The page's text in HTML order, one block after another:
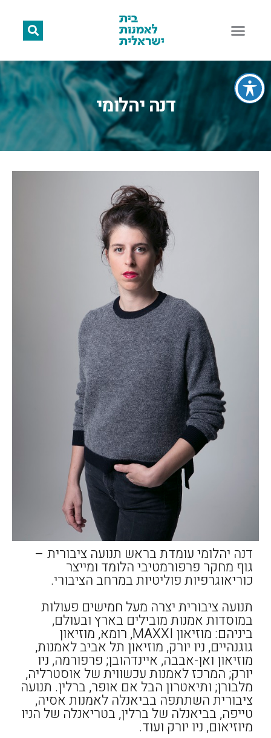
דנה יהלומי
דנה יהלומי עומדת בראש תנועה ציבורית –
גוף מחקר פרפורמטיבי הלומד ומייצר
כוריאוגרפיות פוליטיות במרחב הציבורי.
תנועה ציבורית יצרה מעל חמישים פעולות
במוסדות אמנות מובילים בארץ ובעולם,
ביניהם: מוזיאון MAXXI, רומא, מוזיאון
גוגנהיים, ניו יורק, מוזיאון תל אביב לאמנות,
מוזיאון ואן-אבבה, איינדהובן; פרפורמה, ניו
יורק; המרכז לאמנות עכשווית של אוסטרליה,
מלבורן; ותיאטרון הבל אם אופר, ברלין. תנועה
ציבורית השתתפה בביאנלה לאמנות אסיה,
טייפה, בביאנלה של ברלין, בטריאנלה של הניו
מיוזיאום, ניו יורק ועוד.